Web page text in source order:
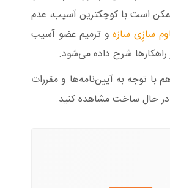
است با کوچکترین آسیب، عدم
سازِی سازهو ترمیم عضو آسیب
توجه به آیین‌نامه‌ها و مقررات
در حال ساخت مشاهده کنید.